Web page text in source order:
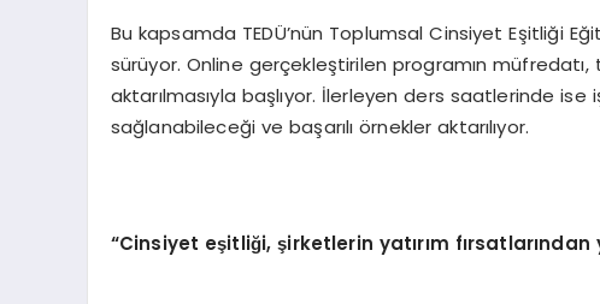
Bu kapsamda TEDÜ’nün Toplumsal Cinsiyet Eşitliği
sürüyor. Online gerçekleştirilen programın
aktarılmasıyla başlıyor. İlerleyen ders saatlerinde ise
sağlanabileceği ve başarılı örnekler aktarılıyor.
“Cinsiyet eşitliği, şirketlerin yatırım